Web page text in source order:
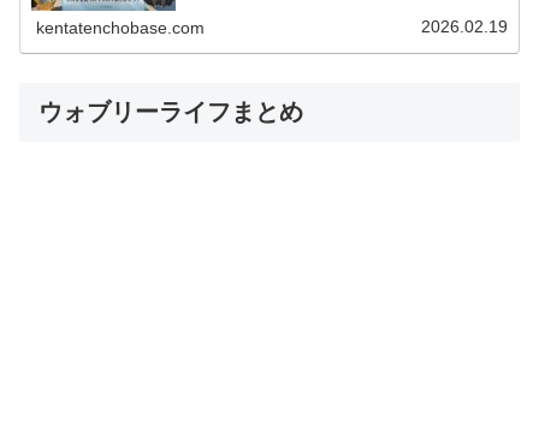
kentatenchobase.com 2026.02.19
ウォブリーライフまとめ